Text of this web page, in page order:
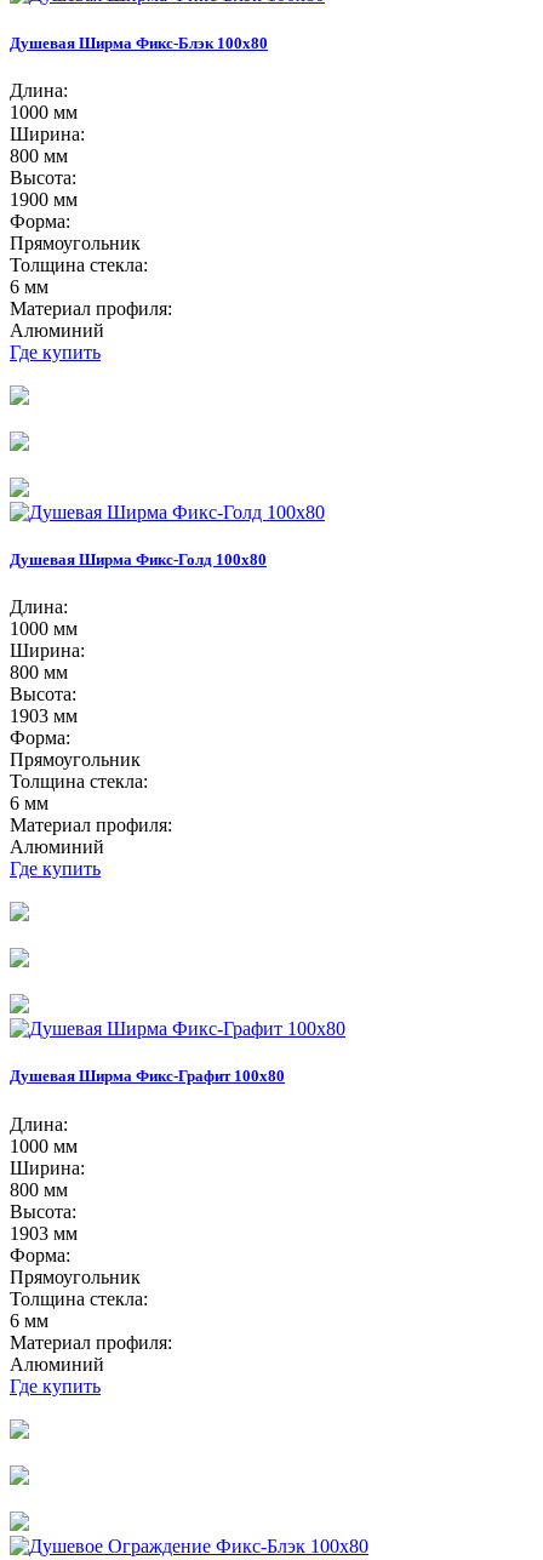
Душевая Ширма Фикс-Блэк 100х80
Длина:
1000 мм
Ширина:
800 мм
Высота:
1900 мм
Форма:
Прямоугольник
Толщина стекла:
6 мм
Материал профиля:
Алюминий
Где купить
Душевая Ширма Фикс-Голд 100х80
Длина:
1000 мм
Ширина:
800 мм
Высота:
1903 мм
Форма:
Прямоугольник
Толщина стекла:
6 мм
Материал профиля:
Алюминий
Где купить
Душевая Ширма Фикс-Графит 100х80
Длина:
1000 мм
Ширина:
800 мм
Высота:
1903 мм
Форма:
Прямоугольник
Толщина стекла:
6 мм
Материал профиля:
Алюминий
Где купить